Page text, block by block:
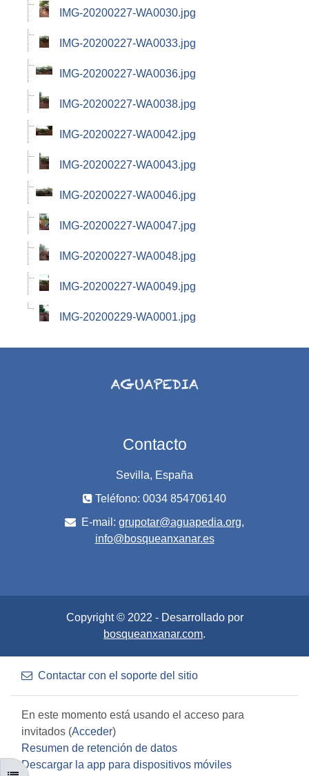
IMG-20200227-WA0030.jpg
IMG-20200227-WA0033.jpg
IMG-20200227-WA0036.jpg
IMG-20200227-WA0038.jpg
IMG-20200227-WA0042.jpg
IMG-20200227-WA0043.jpg
IMG-20200227-WA0046.jpg
IMG-20200227-WA0047.jpg
IMG-20200227-WA0048.jpg
IMG-20200227-WA0049.jpg
IMG-20200229-WA0001.jpg
Contacto
Sevilla, España
Teléfono: 0034 854706140
E-mail: grupotar@aguapedia.org,
info@bosqueanxanar.es
Copyright © 2022 - Desarrollado por
bosqueanxanar.com.
Contactar con el soporte del sitio
En este momento está usando el acceso para
invitados (Acceder)
Resumen de retención de datos
Descargar la app para dispositivos móviles